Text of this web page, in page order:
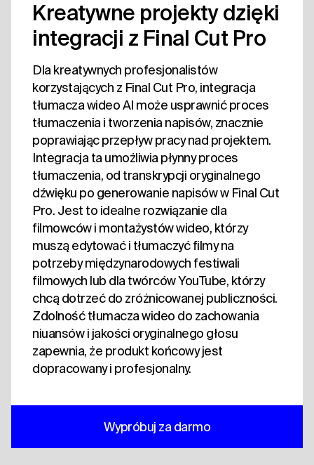
Kreatywne projekty dzięki
integracji z Final Cut Pro
Dla kreatywnych profesjonalistów
korzystających z Final Cut Pro, integracja
tłumacza wideo AI może usprawnić proces
tłumaczenia i tworzenia napisów, znacznie
poprawiając przepływ pracy nad projektem.
Integracja ta umożliwia płynny proces
tłumaczenia, od transkrypcji oryginalnego
dźwięku po generowanie napisów w Final Cut
Pro. Jest to idealne rozwiązanie dla
filmowców i montażystów wideo, którzy
muszą edytować i tłumaczyć filmy na
potrzeby międzynarodowych festiwali
filmowych lub dla twórców YouTube, którzy
chcą dotrzeć do zróżnicowanej publiczności.
Zdolność tłumacza wideo do zachowania
niuansów i jakości oryginalnego głosu
zapewnia, że produkt końcowy jest
dopracowany i profesjonalny.
Wypróbuj za darmo